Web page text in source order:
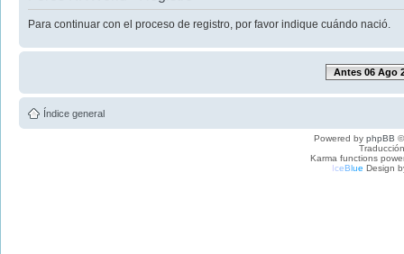
Para continuar con el proceso de registro, por favor indique cuándo nació.
Antes 06 Ago
Índice general
Powered by phpBB
Karma functions
IceBlue Design